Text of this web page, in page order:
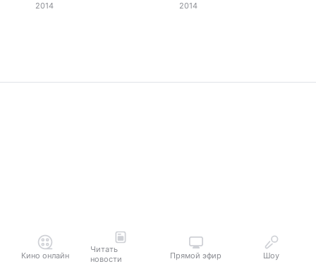
2014 2014
Кино онлайн
Читать
новости
Прямой эфир Шоу